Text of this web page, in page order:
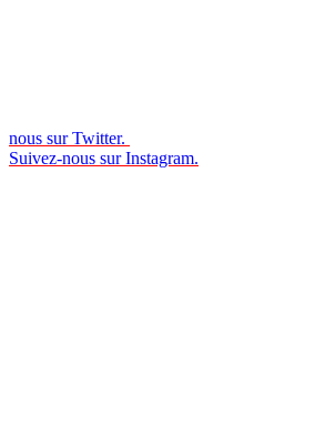
nous sur Twitter.
Suivez-nous sur Instagram.